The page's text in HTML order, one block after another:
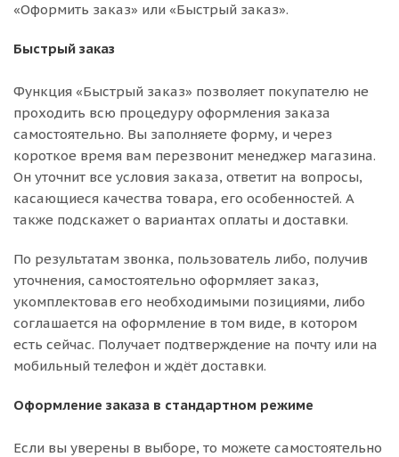
«Оформить заказ» или «Быстрый заказ».
Быстрый заказ
Функция «Быстрый заказ» позволяет покупателю не
проходить всю процедуру оформления заказа
самостоятельно. Вы заполняете форму, и через
короткое время вам перезвонит менеджер магазина.
Он уточнит все условия заказа, ответит на вопросы,
касающиеся качества товара, его особенностей. А
также подскажет о вариантах оплаты и доставки.
По результатам звонка, пользователь либо, получив
уточнения, самостоятельно оформляет заказ,
укомплектовав его необходимыми позициями, либо
соглашается на оформление в том виде, в котором
есть сейчас. Получает подтверждение на почту или на
мобильный телефон и ждёт доставки.
Оформление заказа в стандартном режиме
Если вы уверены в выборе, то можете самостоятельно